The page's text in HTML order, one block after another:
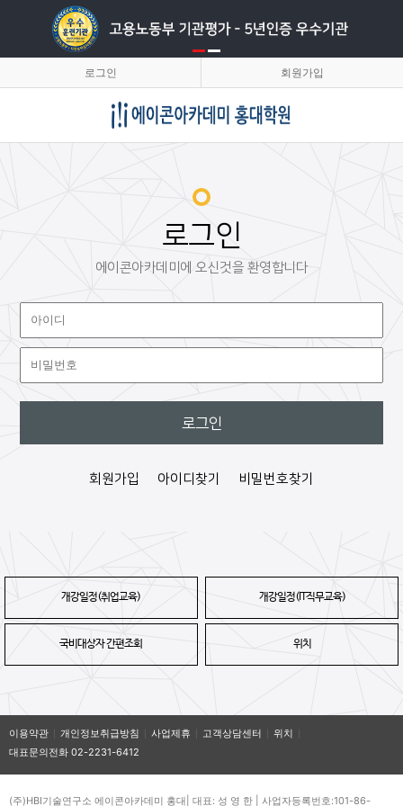
로그인 회원가입
로그인
에이콘아카데미에 오신것을 환영합니다
회원가입 아이디찾기 비밀번호찾기
개강일정(취업교육) 개강일정(IT직무교육)
국비대상자 간편조회 위치
이용약관 개인정보취급방침 사업제휴 고객상담센터
위치
대표문의전화 02-2231-6412
(주)HBI기술연구소 에이콘아카데미 홍대| 대표: 성 영 한 | 사업자등록번호:101-86-